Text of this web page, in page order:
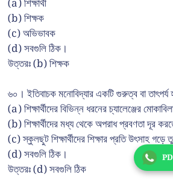
(a) শিক্ষার্থী
(b) শিক্ষক
(c) অভিভাবক
(d) সবগুলি ঠিক।
উত্তরঃ (b) শিক্ষক
৬০। ইতিবাচক মনোবিদ্যার একটি গুরুত্ব বা
(a) শিক্ষার্থীদের বিভিন্ন ধরনের চ্যালেঞ্জের
(b) শিক্ষার্থীদের মধ্য থেকে অপরাধ প্রবণতা দূর
(c) স্কুলছুট শিক্ষার্থীদের শিক্ষার প্রতি উৎসাহ গড়ে
(d) সবগুলি ঠিক।
উত্তরঃ (d) সবগুলি ঠিক